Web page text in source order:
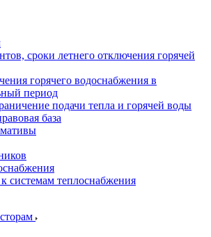
сроки летнего отключения горячей
горячего водоснабжения в
период
подачи тепла и горячей воды
база
системам теплоснабжения